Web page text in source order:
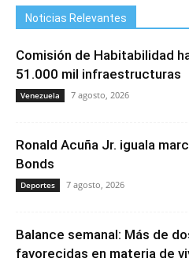
Noticias Relevantes
Comisión de Habitabilidad
51.000 mil infraestructuras
Venezuela 7 agosto, 2026
Ronald Acuña Jr. iguala
Bonds
Deportes 7 agosto, 2026
Balance semanal: Más de
favorecidas en materia de